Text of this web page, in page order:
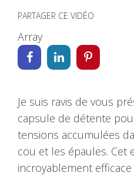
PARTAGER CE VIDÉO
Array
Je suis ravis de vous
capsule de détente
tensions accumulées
cou et les épaules. Cet
incroyablement